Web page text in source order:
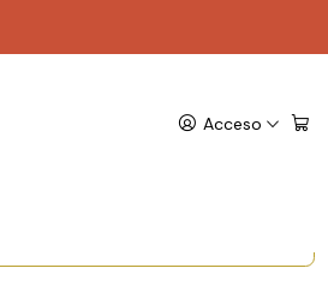
Acceso
del Sur XL